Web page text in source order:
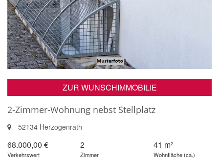
ZUR WUNSCHIMMOBILIE
2-Zimmer-Wohnung nebst Stellplatz
52134 Herzogenrath
68.000,00 €
Verkehrswert
2
Zimmer
41 m²
Wohnfläche (ca.)